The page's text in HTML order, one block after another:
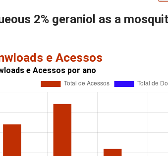
2% geraniol as a
e Acessos
e Acessos por ano